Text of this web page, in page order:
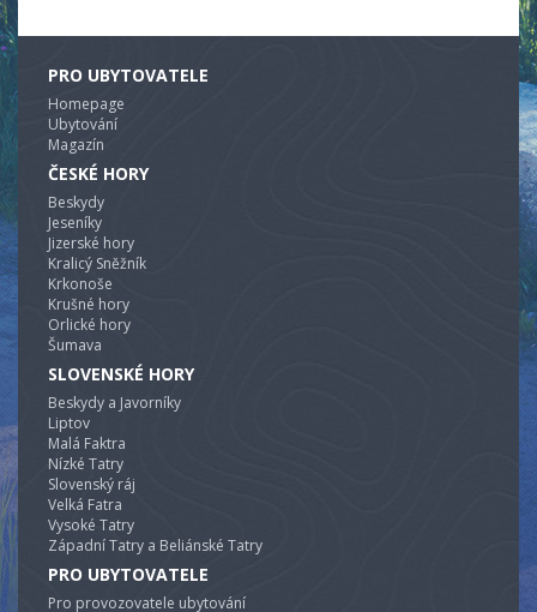
PRO UBYTOVATELE
Homepage
Ubytování
Magazín
ČESKÉ HORY
Beskydy
Jeseníky
Jizerské hory
Kralicý Sněžník
Krkonoše
Krušné hory
Orlické hory
Šumava
SLOVENSKÉ HORY
Beskydy a Javorníky
Liptov
Malá Faktra
Nízké Tatry
Slovenský ráj
Velká Fatra
Vysoké Tatry
Západní Tatry a Beliánské Tatry
PRO UBYTOVATELE
Pro provozovatele ubytování